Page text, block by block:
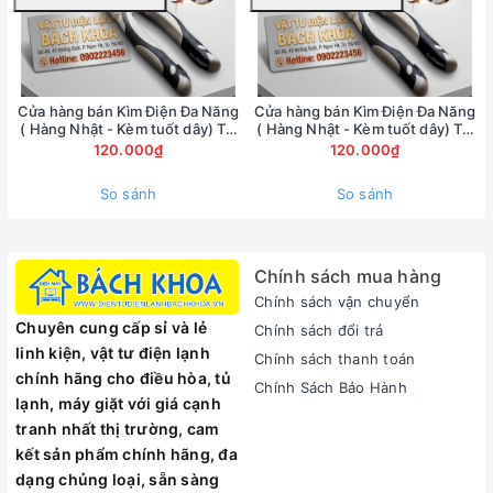
lên quá cao. Các lõi quay motor của máy bơm có độ chính
xác cao, có mạ chống gỉ sét đảm bảo cho máy có thể hoạt
động liên tục trong nhiều giờ.
Trong thực tế, máy bơm nước đẩy cao còn được gọi là máy
bơm dân dụng, dùng bơm nước từ giếng đào hoặc từ bể
ngầm dưới mặt đất lên bồn cao, bơm nước tưới tiêu, sản
đẩy cao uy tín phải kể đến thương hiệu Máy bơm nước
MÁY BƠM NƯỚC PANASONIC
ĐẨY CAO CÓ TÍNH NĂNG GÌ
NỔI BẬT?
Sử dụng cho gia đình có nguồn nước yếu, thích hợp dùng
cho nhà 3 đến 5 tầng
Cửa hàng bán Kìm Điện Đa Năng
( Hàng Nhật - Kèm tuốt dây) Tại
đường Hồ Tùng Mậu -
0902223456
120.000₫
So sánh
Cửa hàng bán Kìm Điện Đa Năng
( Hàng Nhật - Kèm tuốt dây) Tại
đường Xuân Thủy -
0902223456
120.000₫
So sánh
Chuyên cung cấp sỉ và lẻ
linh kiện, vật tư điện lạnh
chính hãng cho điều hòa, tủ
lạnh, máy giặt với giá cạnh
tranh nhất thị trường, cam
kết sản phẩm chính hãng, đa
dạng chủng loại, sẵn sàng
Chính sách mua hàng
Chính sách vận chuyển
Chính sách đổi trả
Chính sách thanh toán
Chính Sách Bảo Hành